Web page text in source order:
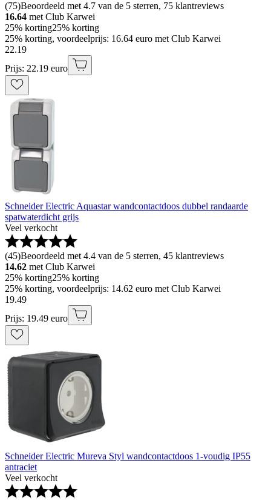
(75)Beoordeeld met 4.7 van de 5 sterren, 75 klantreviews
16.64 met Club Karwei
25% korting25% korting
25% korting, voordeelprijs: 16.64 euro met Club Karwei
22.19
Prijs: 22.19 euro
Schneider Electric Aquastar wandcontactdoos dubbel randaarde
spatwaterdicht grijs
Veel verkocht
(45)Beoordeeld met 4.4 van de 5 sterren, 45 klantreviews
14.62 met Club Karwei
25% korting25% korting
25% korting, voordeelprijs: 14.62 euro met Club Karwei
19.49
Prijs: 19.49 euro
Schneider Electric Mureva Styl wandcontactdoos 1-voudig IP55
antraciet
Veel verkocht